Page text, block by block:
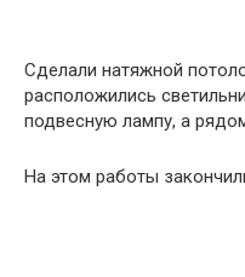
Сделали натяжной
расположились
подвесную лампу, а
На этом работы